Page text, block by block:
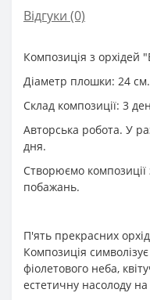
Відгуки (0)
Композиція з орхідей
Діаметр плошки: 24
Склад композиції: 3
Авторська робота. У
дня.
Створюємо композиції
побажань.
П'ять прекрасних
Композиція
фіолетового неба,
естетичну насолоду